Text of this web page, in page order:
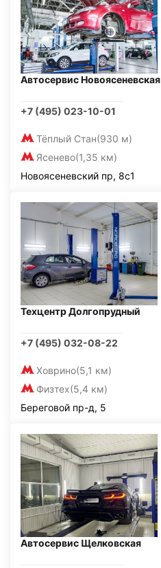
Автосервис Новоясеневская
+7 (495) 023-10-01
Тёплый Стан(930 м)
Ясенево(1,35 км)
Новоясеневский пр, 8с1
Техцентр Долгопрудный
+7 (495) 032-08-22
Ховрино(5,1 км)
Физтех(5,4 км)
Береговой пр-д, 5
Автосервис Щелковская